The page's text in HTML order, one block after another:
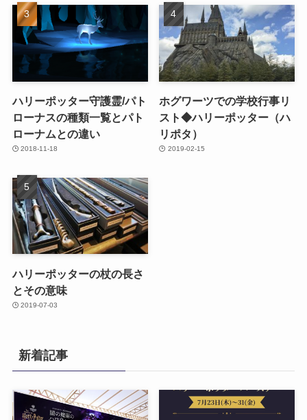
ハリーポッター守護霊/パト
ローナスの種類一覧とパト
ローナムとの違い
2018-11-18
ホグワーツでの学校行事リ
スト◆ハリーポッター（ハ
リポタ）
2019-02-15
ハリーポッターの杖の長さ
とその意味
2019-07-03
新着記事